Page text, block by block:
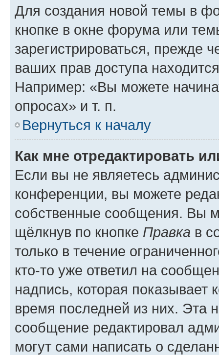
Для создания новой темы в
кнопке в окне форума или
зарегистрироваться, прежде
ваших прав доступа
Например: «Вы можете
опросах» и т. п.
Вернуться к началу
Как мне отредактировать
Если вы не являетесь
конференции, вы можете
собственные сообщения. Вы
щёлкнув по кнопке Правка в
только в течение
кто-то уже ответил на
надпись, которая показывает
время последней из них. Эта
сообщение редактировал
могут сами написать о